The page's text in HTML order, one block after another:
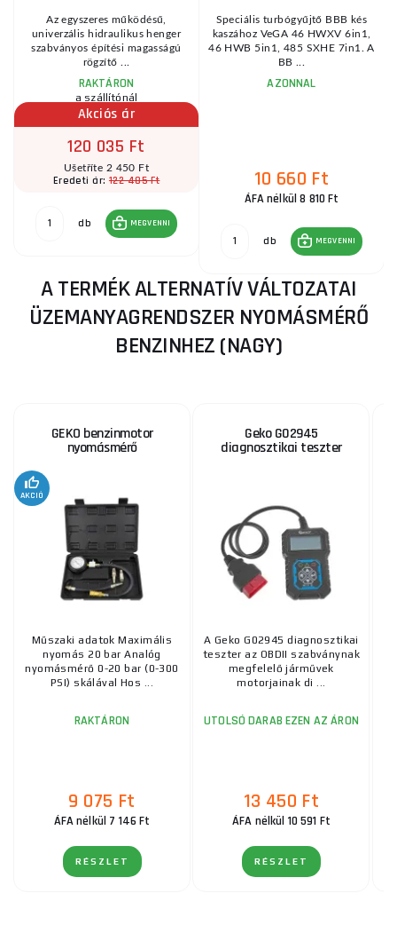
Az egyszeres működésű,
univerzális hidraulikus henger
szabványos építési magasságú
rögzítő ...
RAKTÁRON
a szállítónál
Akciós ár
120 035 Ft
Ušetříte 2 450 Ft
Eredeti ár: 122 485 Ft
db MEGVENNI
Speciális turbógyűjtő BBB kés
kaszához VeGA 46 HWXV 6in1,
46 HWB 5in1, 485 SXHE 7in1. A
BB ...
AZONNAL
10 660 Ft
ÁFA nélkül 8 810 Ft
db MEGVENNI
A TERMÉK ALTERNATÍV VÁLTOZATAI
ÜZEMANYAGRENDSZER NYOMÁSMÉRŐ
BENZINHEZ (NAGY)
GEKO benzinmotor
nyomásmérő
AKCIÓ
Műszaki adatok Maximális
nyomás 20 bar Analóg
nyomásmérő 0-20 bar (0-300
PSI) skálával Hos ...
RAKTÁRON
9 075 Ft
ÁFA nélkül 7 146 Ft
RÉSZLET
Geko G02945
diagnosztikai teszter
A Geko G02945 diagnosztikai
teszter az OBDII szabványnak
megfelelő járművek
motorjainak di ...
UTOLSÓ DARAB EZEN AZ ÁRON
13 450 Ft
ÁFA nélkül 10 591 Ft
RÉSZLET